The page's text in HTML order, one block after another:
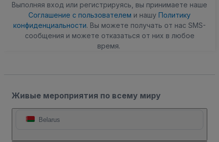
Выполняя вход или регистрируясь, вы принимаете наше
Соглашение с пользователем и нашу Политику
конфиденциальности. Вы можете получать от нас SMS-
сообщения и можете отказаться от них в любое
время.
Живые мероприятия по всему миру
Belarus